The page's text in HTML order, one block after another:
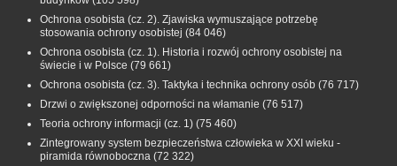
Ochrona osobista (cz. 2). Zjawiska wymuszające potrzebę
stosowania ochrony osobistej (84 046)
Ochrona osobista (cz. 1). Historia i rozwój ochrony osobistej na
świecie i w Polsce (79 661)
Ochrona osobista (cz. 3). Taktyka i technika ochrony osób (76 717)
Drzwi o zwiększonej odporności na włamanie (76 517)
Teoria ochrony informacji (cz. 1) (75 460)
Zintegrowany system bezpieczeństwa człowieka w XXI wieku -
piramida równoboczna (72 322)